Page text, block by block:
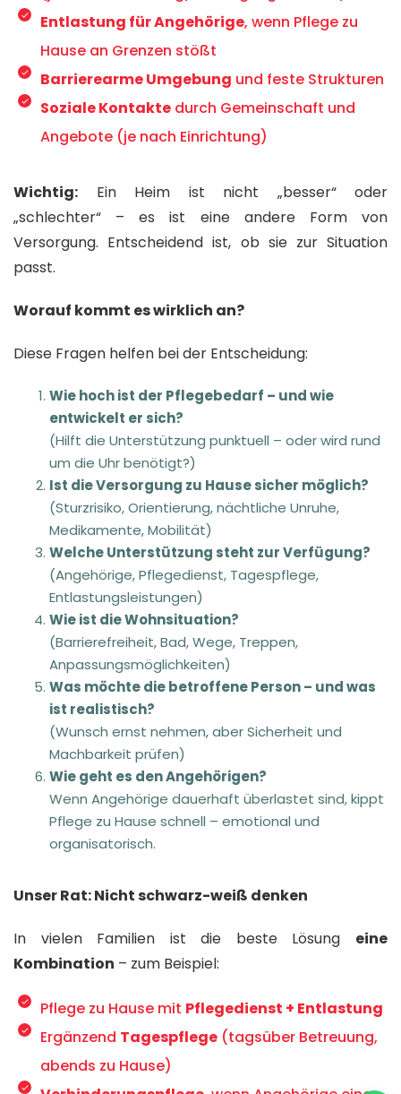
Entlastung für Angehörige, wenn Pflege zu
Hause an Grenzen stößt
Barrierearme Umgebung und feste Strukturen
Soziale Kontakte durch Gemeinschaft und
Angebote (je nach Einrichtung)
Wichtig: Ein Heim ist nicht „besser“ oder
„schlechter“ – es ist eine andere Form von
Versorgung. Entscheidend ist, ob sie zur Situation
passt.
Worauf kommt es wirklich an?
Diese Fragen helfen bei der Entscheidung:
Wie hoch ist der Pflegebedarf – und wie
entwickelt er sich?
(Hilft die Unterstützung punktuell – oder wird rund
um die Uhr benötigt?)
Ist die Versorgung zu Hause sicher möglich?
(Sturzrisiko, Orientierung, nächtliche Unruhe,
Medikamente, Mobilität)
Welche Unterstützung steht zur Verfügung?
(Angehörige, Pflegedienst, Tagespflege,
Entlastungsleistungen)
Wie ist die Wohnsituation?
(Barrierefreiheit, Bad, Wege, Treppen,
Anpassungsmöglichkeiten)
Was möchte die betroffene Person – und was
ist realistisch?
(Wunsch ernst nehmen, aber Sicherheit und
Machbarkeit prüfen)
Wie geht es den Angehörigen?
Wenn Angehörige dauerhaft überlastet sind, kippt
Pflege zu Hause schnell – emotional und
organisatorisch.
Unser Rat: Nicht schwarz-weiß denken
In vielen Familien ist die beste Lösung eine
Kombination – zum Beispiel:
Pflege zu Hause mit Pflegedienst + Entlastung
Ergänzend Tagespflege (tagsüber Betreuung,
abends zu Hause)